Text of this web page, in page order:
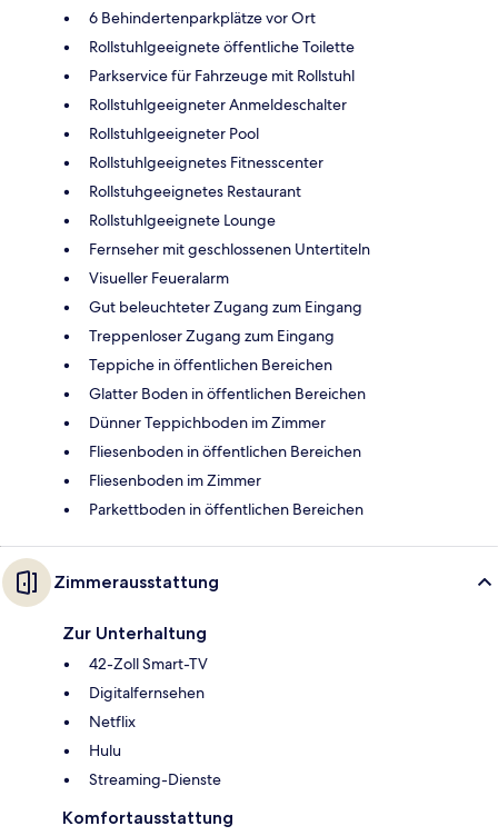
6 Behindertenparkplätze vor Ort
Rollstuhlgeeignete öffentliche Toilette
Parkservice für Fahrzeuge mit Rollstuhl
Rollstuhlgeeigneter Anmeldeschalter
Rollstuhlgeeigneter Pool
Rollstuhlgeeignetes Fitnesscenter
Rollstuhgeeignetes Restaurant
Rollstuhlgeeignete Lounge
Fernseher mit geschlossenen Untertiteln
Visueller Feueralarm
Gut beleuchteter Zugang zum Eingang
Treppenloser Zugang zum Eingang
Teppiche in öffentlichen Bereichen
Glatter Boden in öffentlichen Bereichen
Dünner Teppichboden im Zimmer
Fliesenboden in öffentlichen Bereichen
Fliesenboden im Zimmer
Parkettboden in öffentlichen Bereichen
Zimmerausstattung
Zur Unterhaltung
42-Zoll Smart-TV
Digitalfernsehen
Netflix
Hulu
Streaming-Dienste
Komfortausstattung